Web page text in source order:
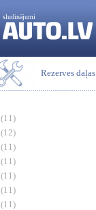
sludinājumi
Rezerves daļas
(11)
(12)
(11)
(11)
(11)
(11)
(11)